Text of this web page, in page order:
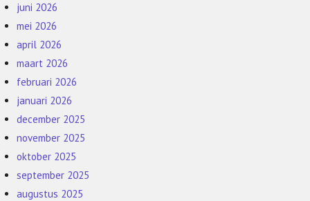
juni 2026
mei 2026
april 2026
maart 2026
februari 2026
januari 2026
december 2025
november 2025
oktober 2025
september 2025
augustus 2025